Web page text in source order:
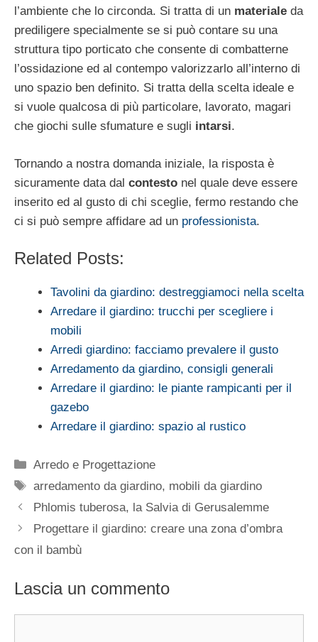
l’ambiente che lo circonda. Si tratta di un materiale da
prediligere specialmente se si può contare su una
struttura tipo porticato che consente di combatterne
l’ossidazione ed al contempo valorizzarlo all’interno di
uno spazio ben definito. Si tratta della scelta ideale e
si vuole qualcosa di più particolare, lavorato, magari
che giochi sulle sfumature e sugli intarsi.
Tornando a nostra domanda iniziale, la risposta è
sicuramente data dal contesto nel quale deve essere
inserito ed al gusto di chi sceglie, fermo restando che
ci si può sempre affidare ad un professionista.
Related Posts:
Tavolini da giardino: destreggiamoci nella scelta
Arredare il giardino: trucchi per scegliere i
mobili
Arredi giardino: facciamo prevalere il gusto
Arredamento da giardino, consigli generali
Arredare il giardino: le piante rampicanti per il
gazebo
Arredare il giardino: spazio al rustico
Categorie
Arredo e Progettazione
Tag
arredamento da giardino, mobili da giardino
Phlomis tuberosa, la Salvia di Gerusalemme
Progettare il giardino: creare una zona d’ombra
con il bambù
Lascia un commento